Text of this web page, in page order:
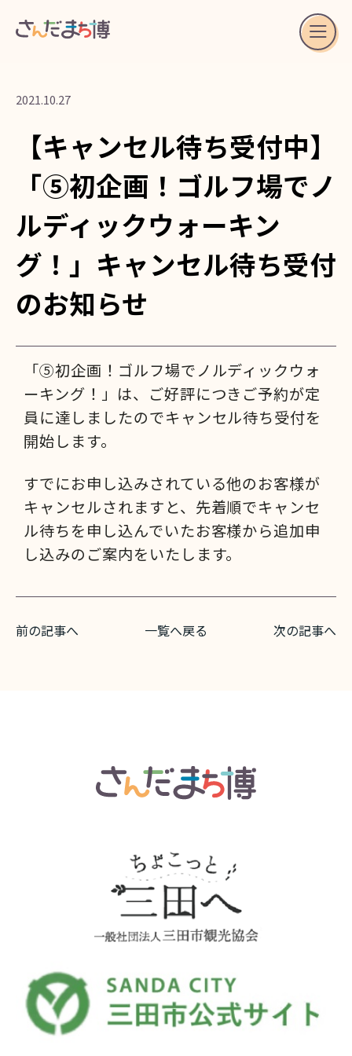
2021.10.27
【キャンセル待ち受付中】
「⑤初企画！ゴルフ場でノ
ルディックウォーキン
グ！」キャンセル待ち受付
のお知らせ
「⑤初企画！ゴルフ場でノルディックウォ
ーキング！」は、ご好評につきご予約が定
員に達しましたのでキャンセル待ち受付を
開始します。
すでにお申し込みされている他のお客様が
キャンセルされますと、先着順でキャンセ
ル待ちを申し込んでいたお客様から追加申
し込みのご案内をいたします。
前の記事へ 一覧へ戻る 次の記事へ